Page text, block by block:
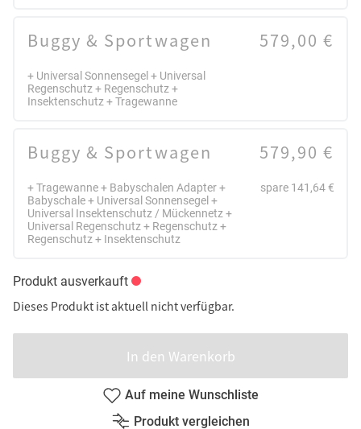
Buggy & Sportwagen
+ Universal Sonnensegel + Universal
Regenschutz + Regenschutz +
Insektenschutz + Tragewanne
579,00 €
Buggy & Sportwagen
+ Tragewanne + Babyschalen Adapter +
Babyschale + Universal Sonnensegel +
Universal Insektenschutz / Mückennetz +
Universal Regenschutz + Regenschutz +
Regenschutz + Insektenschutz
579,90 €
spare 141,64 €
Produkt ausverkauft
Dieses Produkt ist aktuell nicht verfügbar.
In den Warenkorb
Auf meine Wunschliste
Produkt vergleichen